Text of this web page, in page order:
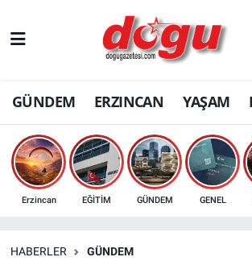
GÜNDEM ERZINCAN YAŞAM
Erzincan EĞİTİM GÜNDEM GENEL
HABERLER GÜNDEM
ERZINCAN
GÜNDEM
ERZİNCAN FOTOĞRAFLARI
SAĞLIK